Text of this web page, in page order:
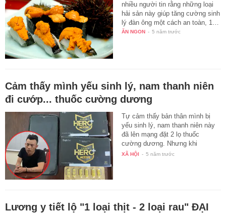
nhiều người tin rằng những loại
hải sản này giúp tăng cường sinh
lý đàn ông một cách an toàn, 1…
ĂN NGON - 5 năm trước
Cảm thấy mình yếu sinh lý, nam thanh niên
đi cướp... thuốc cường dương
Tự cảm thấy bản thân mình bị
yếu sinh lý, nam thanh niên này
đã lên mạng đặt 2 lọ thuốc
cường dương. Nhưng khi
người…
XÃ HỘI - 5 năm trước
Lương y tiết lộ "1 loại thịt - 2 loại rau" ĐẠI